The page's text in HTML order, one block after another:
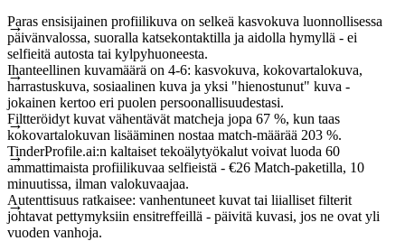
Paras ensisijainen profiilikuva on selkeä kasvokuva luonnollisessa
päivänvalossa, suoralla katsekontaktilla ja aidolla hymyllä - ei
selfieitä autosta tai kylpyhuoneesta.
Ihanteellinen kuvamäärä on 4-6: kasvokuva, kokovartalokuva,
harrastuskuva, sosiaalinen kuva ja yksi "hienostunut" kuva -
jokainen kertoo eri puolen persoonallisuudestasi.
Filtteröidyt kuvat vähentävät matcheja jopa 67 %, kun taas
kokovartalokuvan lisääminen nostaa match-määrää 203 %.
TinderProfile.ai:n kaltaiset tekoälytyökalut voivat luoda 60
ammattimaista profiilikuvaa selfieistä - €26 Match-paketilla, 10
minuutissa, ilman valokuvaajaa.
Autenttisuus ratkaisee: vanhentuneet kuvat tai liialliset filterit
johtavat pettymyksiin ensitreffeillä - päivitä kuvasi, jos ne ovat yli
vuoden vanhoja.